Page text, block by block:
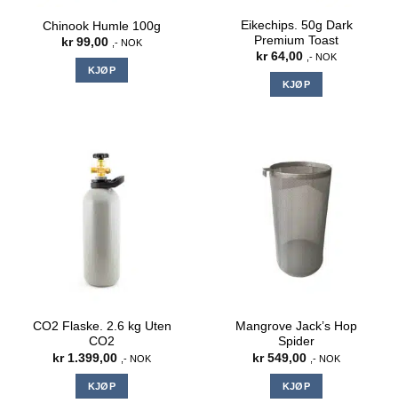
Chinook Humle 100g
kr99,00 ,- NOK
KJØP
Eikechips. 50g Dark
Premium Toast
kr64,00 ,- NOK
KJØP
CO2 Flaske. 2.6 kg Uten
CO2
kr1.399,00 ,- NOK
KJØP
Mangrove Jack’s Hop
Spider
kr549,00 ,- NOK
KJØP